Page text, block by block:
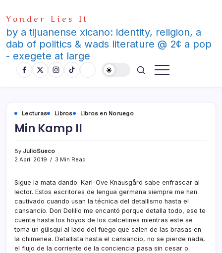
to
content
Yonder Lies It
by a tijuanense xicano: identity, religion, a
dab of politics & wads literature @ 2¢ a pop
- exegete at large
Lecturas Libros Libros en Noruego
Min Kamp II
By JulioSueco
2 April 2019
3 Min Read
Sigue la mata dando. Karl-Ove Knausgård sabe enfrascar al
lector. Estos escritores de lengua germana siempre me han
cautivado cuando usan la técnica del detallismo hasta el
cansancio. Don Delillo me encantó porque detalla todo, ese te
cuenta hasta los hoyos de los calcetines mientras este se
toma un güisqui al lado del fuego que salen de las brasas en
la chimenea. Detallista hasta el cansancio, no se pierde nada,
el flujo de la corriente de la conciencia pasa sin cesar o